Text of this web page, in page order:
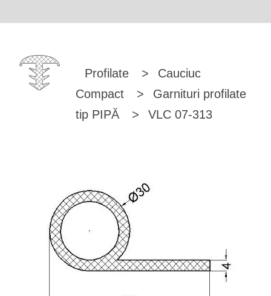
Profilate >
Cauciuc
Compact
>
Garnituri profilate
tip PIPĂ
> VLC 07-313